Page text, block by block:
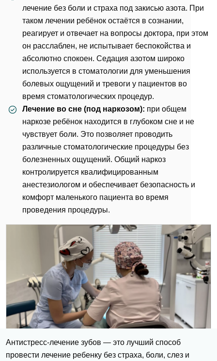
лечение без боли и страха под закисью азота. При
таком лечении ребёнок остаётся в сознании,
реагирует и отвечает на вопросы доктора, при этом
он расслаблен, не испытывает беспокойства и
абсолютно спокоен. Седация азотом широко
используется в стоматологии для уменьшения
болевых ощущений и тревоги у пациентов во
время стоматологических процедур.
Лечение во сне (под наркозом): при общем
наркозе ребёнок находится в глубоком сне и не
чувствует боли. Это позволяет проводить
различные стоматологические процедуры без
болезненных ощущений. Общий наркоз
контролируется квалифицированным
анестезиологом и обеспечивает безопасность и
комфорт маленького пациента во время
проведения процедуры.
Антистресс-лечение зубов — это лучший способ
провести лечение ребенку без страха, боли, слез и